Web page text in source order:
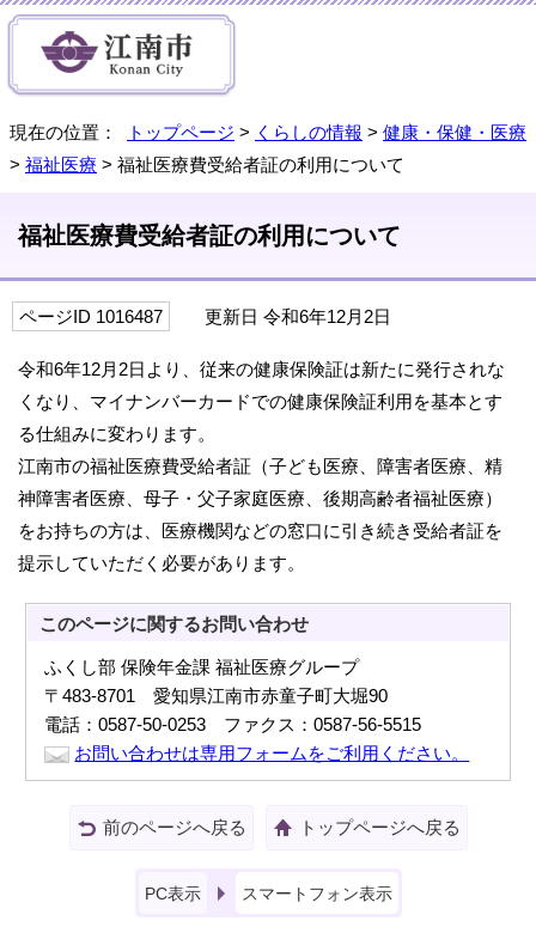
現在の位置： トップページ > くらしの情報 > 健康・保健・医療
> 福祉医療 > 福祉医療費受給者証の利用について
福祉医療費受給者証の利用について
ページID 1016487 更新日 令和6年12月2日
令和6年12月2日より、従来の健康保険証は新たに発行されな
くなり、マイナンバーカードでの健康保険証利用を基本とす
る仕組みに変わります。
江南市の福祉医療費受給者証（子ども医療、障害者医療、精
神障害者医療、母子・父子家庭医療、後期高齢者福祉医療）
をお持ちの方は、医療機関などの窓口に引き続き受給者証を
提示していただく必要があります。
このページに関するお問い合わせ
ふくし部 保険年金課 福祉医療グループ
〒483-8701 愛知県江南市赤童子町大堀90
電話：0587-50-0253 ファクス：0587-56-5515
お問い合わせは専用フォームをご利用ください。
前のページへ戻る トップページへ戻る
PC表示 スマートフォン表示